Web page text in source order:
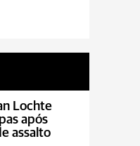
Lochte
após
assalto